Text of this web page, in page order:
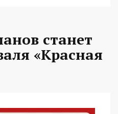
станет
«Красная